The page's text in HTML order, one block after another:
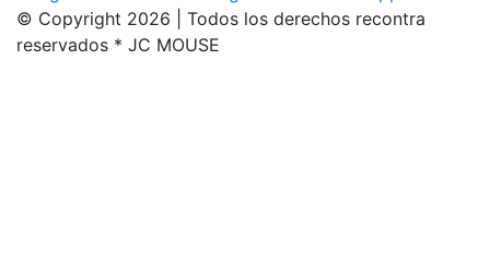
© Copyright 2026 | Todos los derechos recontra
reservados * JC MOUSE